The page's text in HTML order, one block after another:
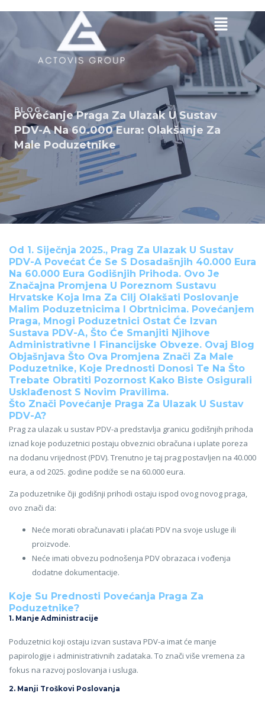
content
BLOG
Povećanje Praga Za Ulazak U Sustav
PDV-A Na 60.000 Eura: Olakšanje Za
Male Poduzetnike
Od 1. Siječnja 2025., Prag Za Ulazak U Sustav
PDV-A Povećat Će Se S Dosadašnjih 40.000 Eura
Na 60.000 Eura Godišnjih Prihoda. Ovo Je
Značajna Promjena U Poreznom Sustavu
Hrvatske Koja Ima Za Cilj Olakšati Poslovanje
Malim Poduzetnicima I Obrtnicima. Povećanjem
Praga, Mnogi Poduzetnici Ostat Će Izvan
Sustava PDV-A, Što Će Smanjiti Njihove
Administrativne I Financijske Obveze. Ovaj Blog
Objašnjava Što Ova Promjena Znači Za Male
Poduzetnike, Koje Prednosti Donosi Te Na Što
Trebate Obratiti Pozornost Kako Biste Osigurali
Usklađenost S Novim Pravilima.
Što Znači Povećanje Praga Za Ulazak U Sustav
PDV-A?
Prag za ulazak u sustav PDV-a predstavlja granicu godišnjih prihoda
iznad koje poduzetnici postaju obveznici obračuna i uplate poreza
na dodanu vrijednost (PDV). Trenutno je taj prag postavljen na 40.000
eura, a od 2025. godine podiže se na 60.000 eura.
Za poduzetnike čiji godišnji prihodi ostaju ispod ovog novog praga,
ovo znači da:
Neće morati obračunavati i plaćati PDV na svoje usluge ili
proizvode.
Neće imati obvezu podnošenja PDV obrazaca i vođenja
dodatne dokumentacije.
Koje Su Prednosti Povećanja Praga Za
Poduzetnike?
1. Manje Administracije
Poduzetnici koji ostaju izvan sustava PDV-a imat će manje
papirologije i administrativnih zadataka. To znači više vremena za
fokus na razvoj poslovanja i usluga.
2. Manji Troškovi Poslovanja